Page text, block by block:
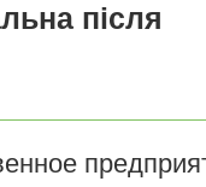
після